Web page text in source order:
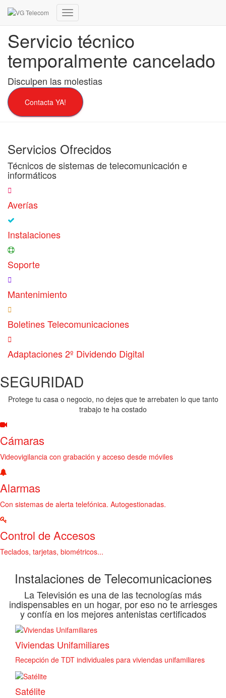
Cambiar
de
navegación
Servicio técnico
temporalmente cancelado
Disculpen las molestias
Contacta YA!
Servicios Ofrecidos
Técnicos de sistemas de telecomunicación e
informáticos
Averías
Instalaciones
Soporte
Mantenimiento
Boletines Telecomunicaciones
Adaptaciones 2º Dividendo Digital
SEGURIDAD
Protege tu casa o negocio, no dejes que te arrebaten lo que tanto
trabajo te ha costado
Cámaras
Videovigilancia con grabación y acceso desde móviles
Alarmas
Con sistemas de alerta telefónica. Autogestionadas.
Control de Accesos
Teclados, tarjetas, biométricos...
Instalaciones de Telecomunicaciones
La Televisión es una de las tecnologías más
indispensables en un hogar, por eso no te arriesges
y confía en los mejores antenistas certificados
Viviendas Unifamiliares
Recepción de TDT individuales para viviendas unifamiliares
Satélite